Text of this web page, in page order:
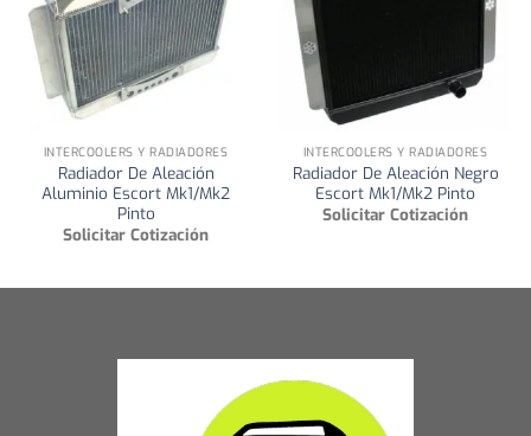
INTERCOOLERS Y RADIADORES
Radiador De Aleación
Aluminio Escort Mk1/Mk2
Pinto
Solicitar Cotización
INTERCOOLERS Y RADIADORES
Radiador De Aleación Negro
Escort Mk1/Mk2 Pinto
Solicitar Cotización